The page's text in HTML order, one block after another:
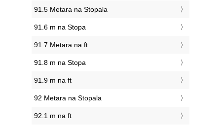
91.5 Metara na Stopala
91.6 m na Stopa
91.7 Metara na ft
91.8 m na Stopa
91.9 m na ft
92 Metara na Stopala
92.1 m na ft